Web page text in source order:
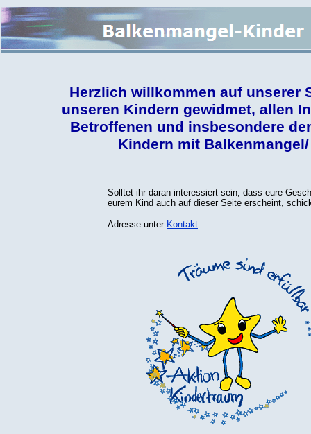
Herzlich willkommen auf unserer
unseren Kindern gewidmet, allen
Betroffenen und insbesondere
Kindern mit Balkenmangel/
Solltet ihr daran interessiert sein, dass eure
eurem Kind auch auf dieser Seite erscheint,
Adresse unter Kontakt